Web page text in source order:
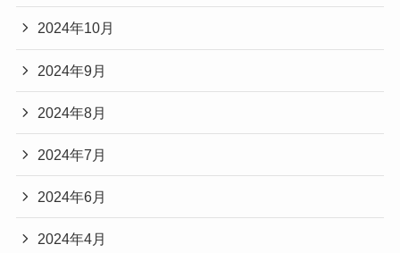
2024年10月
2024年9月
2024年8月
2024年7月
2024年6月
2024年4月